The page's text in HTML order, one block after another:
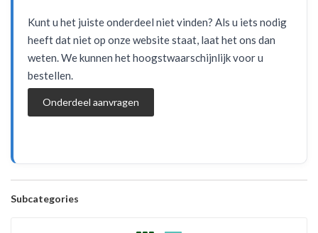
Kunt u het juiste onderdeel niet vinden? Als u iets nodig
heeft dat niet op onze website staat, laat het ons dan
weten. We kunnen het hoogstwaarschijnlijk voor u
bestellen.
Onderdeel aanvragen
Subcategories